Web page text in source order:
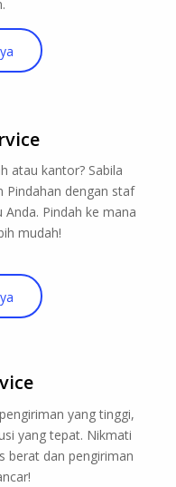
atau kantor? Sabila
Pindahan dengan staf
Pindah ke mana
mudah!
yang tinggi,
yang tepat. Nikmati
berat dan pengiriman